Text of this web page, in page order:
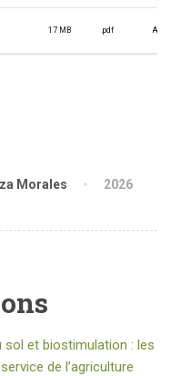
17 MB .pdf Apr
Morales
2026
sol et biostimulation : les
de l’agriculture